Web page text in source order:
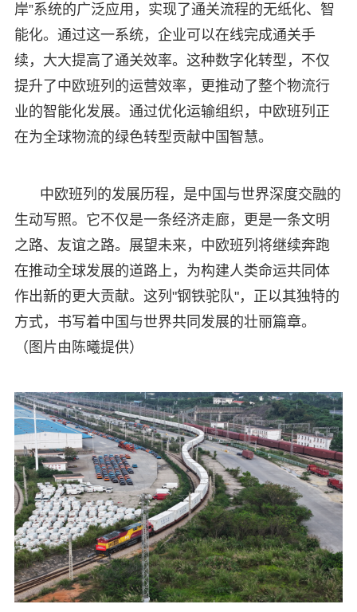
岸”系统的广泛应用，实现了通关流程的无纸化、智
能化。通过这一系统，企业可以在线完成通关手
续，大大提高了通关效率。这种数字化转型，不仅
提升了中欧班列的运营效率，更推动了整个物流行
业的智能化发展。通过优化运输组织，中欧班列正
在为全球物流的绿色转型贡献中国智慧。
中欧班列的发展历程，是中国与世界深度交融的
生动写照。它不仅是一条经济走廊，更是一条文明
之路、友谊之路。展望未来，中欧班列将继续奔跑
在推动全球发展的道路上，为构建人类命运共同体
作出新的更大贡献。这列"钢铁驼队"，正以其独特的
方式，书写着中国与世界共同发展的壮丽篇章。
（图片由陈曦提供）